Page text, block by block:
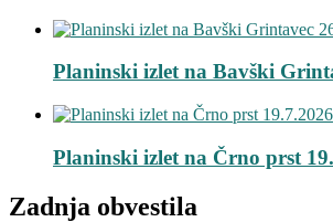
Planinski izlet na Bavški
Planinski izlet na Črno prst
Zadnja obvestila